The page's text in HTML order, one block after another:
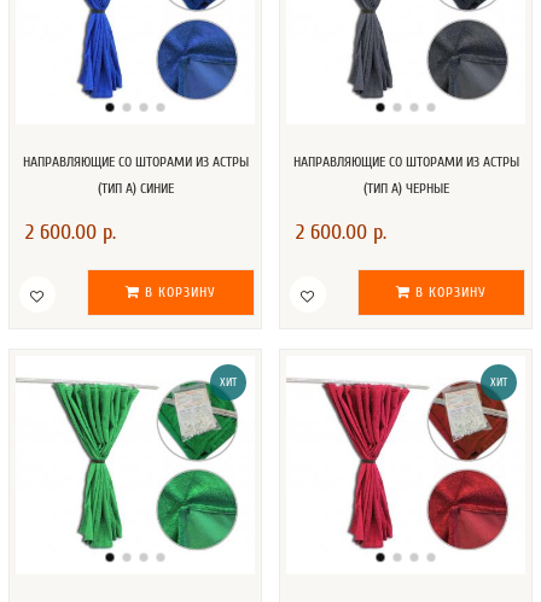
НАПРАВЛЯЮЩИЕ СО ШТОРАМИ ИЗ АСТРЫ
(ТИП А) СИНИЕ
2 600.00 р.
В КОРЗИНУ
НАПРАВЛЯЮЩИЕ СО ШТОРАМИ ИЗ АСТРЫ
(ТИП А) ЧЕРНЫЕ
2 600.00 р.
В КОРЗИНУ
ХИТ ХИТ